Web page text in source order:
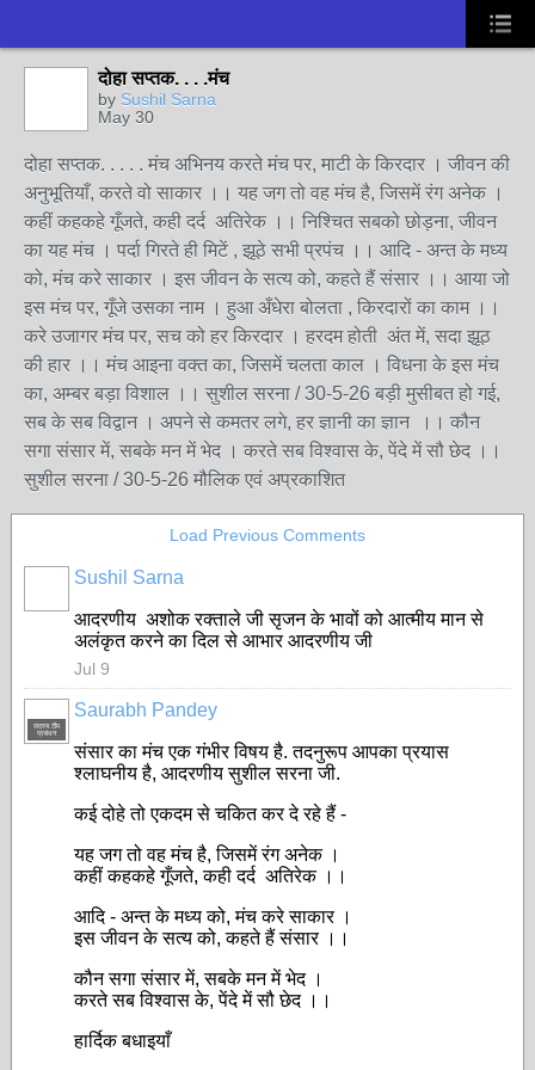
दोहा सप्तक. . . .मंच
by Sushil Sarna
May 30
दोहा सप्तक. . . . . मंच अभिनय करते मंच पर, माटी के किरदार । जीवन की
अनुभूतियाँ, करते वो साकार ।। यह जग तो वह मंच है, जिसमें रंग अनेक ।
कहीं कहकहे गूँजते, कही दर्द अतिरेक ।। निश्चित सबको छोड़ना, जीवन
का यह मंच । पर्दा गिरते ही मिटें , झूठे सभी प्रपंच ।। आदि - अन्त के मध्य
को, मंच करे साकार । इस जीवन के सत्य को, कहते हैं संसार ।। आया जो
इस मंच पर, गूँजे उसका नाम । हुआ अँधेरा बोलता , किरदारों का काम ।।
करे उजागर मंच पर, सच को हर किरदार । हरदम होती अंत में, सदा झूठ
की हार ।। मंच आइना वक्त का, जिसमें चलता काल । विधना के इस मंच
का, अम्बर बड़ा विशाल ।। सुशील सरना / 30-5-26 बड़ी मुसीबत हो गई,
सब के सब विद्वान । अपने से कमतर लगे, हर ज्ञानी का ज्ञान ।। कौन
सगा संसार में, सबके मन में भेद । करते सब विश्वास के, पेंदे में सौ छेद ।।
सुशील सरना / 30-5-26 मौलिक एवं अप्रकाशित
Load Previous Comments
Sushil Sarna
आदरणीय अशोक रक्ताले जी सृजन के भावों को आत्मीय मान से
अलंकृत करने का दिल से आभार आदरणीय जी
Jul 9
सदस्य टीम
प्रबंधन
Saurabh Pandey
संसार का मंच एक गंभीर विषय है. तदनुरूप आपका प्रयास
श्लाघनीय है, आदरणीय सुशील सरना जी.
कई दोहे तो एकदम से चकित कर दे रहे हैं -
यह जग तो वह मंच है, जिसमें रंग अनेक ।
कहीं कहकहे गूँजते, कही दर्द अतिरेक ।।
आदि - अन्त के मध्य को, मंच करे साकार ।
इस जीवन के सत्य को, कहते हैं संसार ।।
कौन सगा संसार में, सबके मन में भेद ।
करते सब विश्वास के, पेंदे में सौ छेद ।।
हार्दिक बधाइयाँ